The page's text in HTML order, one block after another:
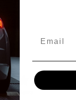
0 reviews